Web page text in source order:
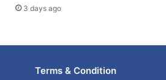
3 days ago
Terms & Condition